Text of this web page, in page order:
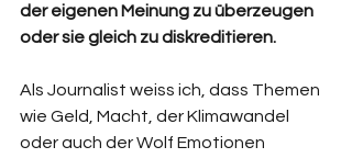
der eigenen Meinung zu überzeugen
oder sie gleich zu diskreditieren.
Als Journalist weiss ich, dass Themen
wie Geld, Macht, der Klimawandel
oder auch der Wolf Emotionen